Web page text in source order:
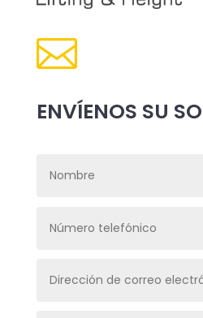

ENVÍENOS SU